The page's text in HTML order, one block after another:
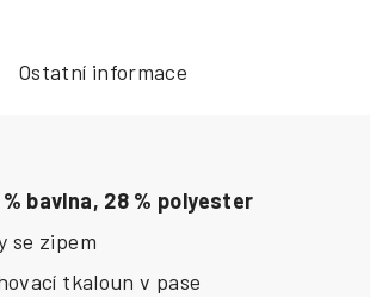
Ostatní informace
% bavlna, 28 % polyester
se zipem
tkaloun v pase